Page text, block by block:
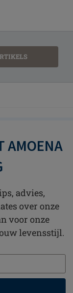
AMOENA
advies,
over onze
voor onze
levensstijl.